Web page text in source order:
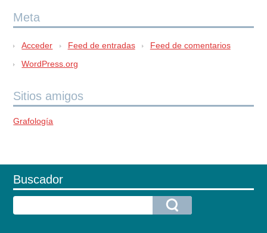
Meta
Acceder Feed de entradas
Feed de comentarios
WordPress.org
Sitios amigos
Grafología
Buscador